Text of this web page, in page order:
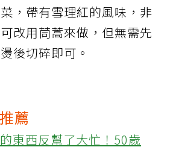
，帶有雪理紅的風味，非
改用茼蒿來做，但無需先
後切碎即可。
薦
東西反幫了大忙！50歲